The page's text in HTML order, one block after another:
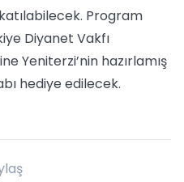
Program
Diyanet Vakfı
Yeniterzi’nin hazırlamış
hediye edilecek.